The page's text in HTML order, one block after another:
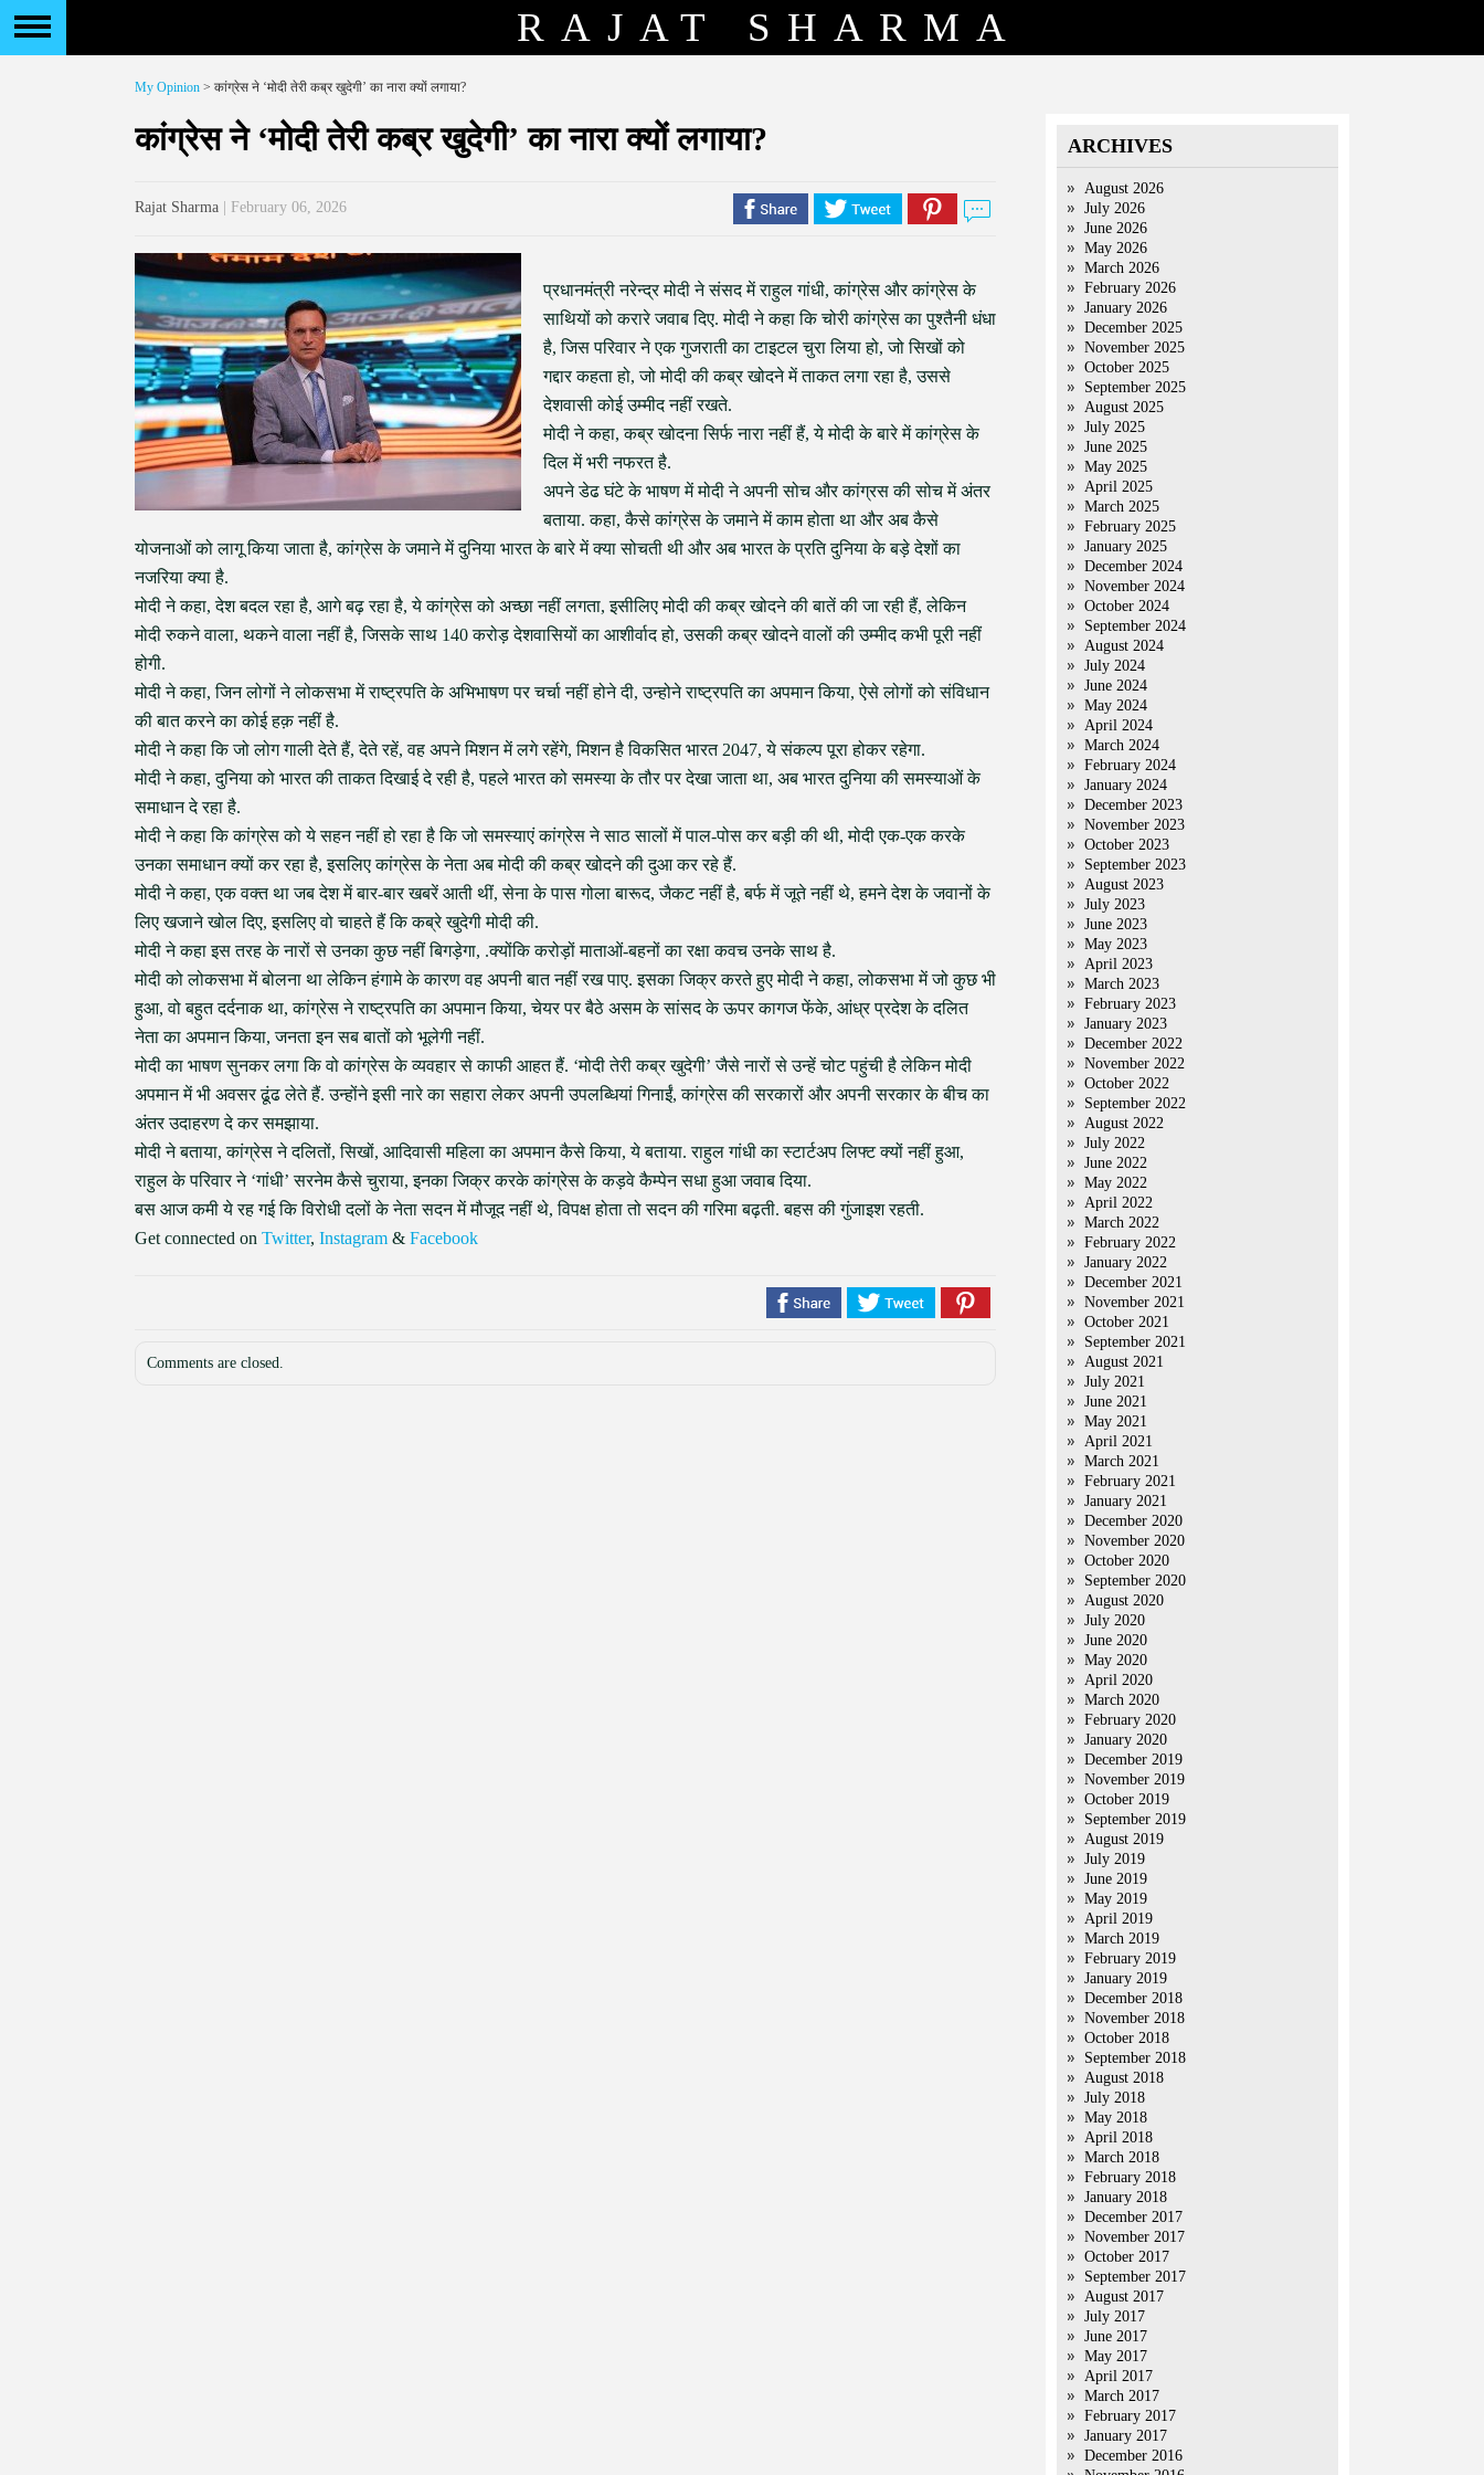
RAJAT SHARMA
My Opinion > कांग्रेस ने ‘मोदी तेरी कब्र खुदेगी’ का नारा क्यों लगाया?
कांग्रेस ने ‘मोदी तेरी कब्र खुदेगी’ का नारा क्यों लगाया?
Rajat Sharma | February 06, 2026
प्रधानमंत्री नरेन्द्र मोदी ने संसद में राहुल गांधी, कांग्रेस और कांग्रेस के
साथियों को करारे जवाब दिए. मोदी ने कहा कि चोरी कांग्रेस का पुश्तैनी धंधा
है, जिस परिवार ने एक गुजराती का टाइटल चुरा लिया हो, जो सिखों को
गद्दार कहता हो, जो मोदी की कब्र खोदने में ताकत लगा रहा है, उससे
देशवासी कोई उम्मीद नहीं रखते.
मोदी ने कहा, कब्र खोदना सिर्फ नारा नहीं हैं, ये मोदी के बारे में कांग्रेस के
दिल में भरी नफरत है.
अपने डेढ घंटे के भाषण में मोदी ने अपनी सोच और कांग्रस की सोच में अंतर
बताया. कहा, कैसे कांग्रेस के जमाने में काम होता था और अब कैसे
योजनाओं को लागू किया जाता है, कांग्रेस के जमाने में दुनिया भारत के बारे में क्या सोचती थी और अब भारत के प्रति दुनिया के बड़े देशों का
नजरिया क्या है.
मोदी ने कहा, देश बदल रहा है, आगे बढ़ रहा है, ये कांग्रेस को अच्छा नहीं लगता, इसीलिए मोदी की कब्र खोदने की बातें की जा रही हैं, लेकिन
मोदी रुकने वाला, थकने वाला नहीं है, जिसके साथ 140 करोड़ देशवासियों का आशीर्वाद हो, उसकी कब्र खोदने वालों की उम्मीद कभी पूरी नहीं
होगी.
मोदी ने कहा, जिन लोगों ने लोकसभा में राष्ट्रपति के अभिभाषण पर चर्चा नहीं होने दी, उन्होने राष्ट्रपति का अपमान किया, ऐसे लोगों को संविधान
की बात करने का कोई हक़ नहीं है.
मोदी ने कहा कि जो लोग गाली देते हैं, देते रहें, वह अपने मिशन में लगे रहेंगे, मिशन है विकसित भारत 2047, ये संकल्प पूरा होकर रहेगा.
मोदी ने कहा, दुनिया को भारत की ताकत दिखाई दे रही है, पहले भारत को समस्या के तौर पर देखा जाता था, अब भारत दुनिया की समस्याओं के
समाधान दे रहा है.
मोदी ने कहा कि कांग्रेस को ये सहन नहीं हो रहा है कि जो समस्याएं कांग्रेस ने साठ सालों में पाल-पोस कर बड़ी की थी, मोदी एक-एक करके
उनका समाधान क्यों कर रहा है, इसलिए कांग्रेस के नेता अब मोदी की कब्र खोदने की दुआ कर रहे हैं.
मोदी ने कहा, एक वक्त था जब देश में बार-बार खबरें आती थीं, सेना के पास गोला बारूद, जैकट नहीं है, बर्फ में जूते नहीं थे, हमने देश के जवानों के
लिए खजाने खोल दिए, इसलिए वो चाहते हैं कि कब्रे खुदेगी मोदी की.
मोदी ने कहा इस तरह के नारों से उनका कुछ नहीं बिगड़ेगा, .क्योंकि करोड़ों माताओं-बहनों का रक्षा कवच उनके साथ है.
मोदी को लोकसभा में बोलना था लेकिन हंगामे के कारण वह अपनी बात नहीं रख पाए. इसका जिक्र करते हुए मोदी ने कहा, लोकसभा में जो कुछ भी
हुआ, वो बहुत दर्दनाक था, कांग्रेस ने राष्ट्रपति का अपमान किया, चेयर पर बैठे असम के सांसद के ऊपर कागज फेंके, आंध्र प्रदेश के दलित
नेता का अपमान किया, जनता इन सब बातों को भूलेगी नहीं.
मोदी का भाषण सुनकर लगा कि वो कांग्रेस के व्यवहार से काफी आहत हैं. ‘मोदी तेरी कब्र खुदेगी’ जैसे नारों से उन्हें चोट पहुंची है लेकिन मोदी
अपमान में भी अवसर ढूंढ लेते हैं. उन्होंने इसी नारे का सहारा लेकर अपनी उपलब्धियां गिनाईं, कांग्रेस की सरकारों और अपनी सरकार के बीच का
अंतर उदाहरण दे कर समझाया.
मोदी ने बताया, कांग्रेस ने दलितों, सिखों, आदिवासी महिला का अपमान कैसे किया, ये बताया. राहुल गांधी का स्टार्टअप लिफ्ट क्यों नहीं हुआ,
राहुल के परिवार ने ‘गांधी’ सरनेम कैसे चुराया, इनका जिक्र करके कांग्रेस के कड़वे कैम्पेन सधा हुआ जवाब दिया.
बस आज कमी ये रह गई कि विरोधी दलों के नेता सदन में मौजूद नहीं थे, विपक्ष होता तो सदन की गरिमा बढ़ती. बहस की गुंजाइश रहती.
Get connected on Twitter, Instagram & Facebook
Comments are closed.
ARCHIVES
August 2026
July 2026
June 2026
May 2026
March 2026
February 2026
January 2026
December 2025
November 2025
October 2025
September 2025
August 2025
July 2025
June 2025
May 2025
April 2025
March 2025
February 2025
January 2025
December 2024
November 2024
October 2024
September 2024
August 2024
July 2024
June 2024
May 2024
April 2024
March 2024
February 2024
January 2024
December 2023
November 2023
October 2023
September 2023
August 2023
July 2023
June 2023
May 2023
April 2023
March 2023
February 2023
January 2023
December 2022
November 2022
October 2022
September 2022
August 2022
July 2022
June 2022
May 2022
April 2022
March 2022
February 2022
January 2022
December 2021
November 2021
October 2021
September 2021
August 2021
July 2021
June 2021
May 2021
April 2021
March 2021
February 2021
January 2021
December 2020
November 2020
October 2020
September 2020
August 2020
July 2020
June 2020
May 2020
April 2020
March 2020
February 2020
January 2020
December 2019
November 2019
October 2019
September 2019
August 2019
July 2019
June 2019
May 2019
April 2019
March 2019
February 2019
January 2019
December 2018
November 2018
October 2018
September 2018
August 2018
July 2018
May 2018
April 2018
March 2018
February 2018
January 2018
December 2017
November 2017
October 2017
September 2017
August 2017
July 2017
June 2017
May 2017
April 2017
March 2017
February 2017
January 2017
December 2016